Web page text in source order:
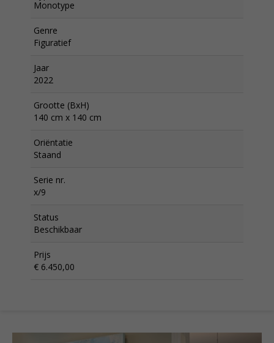
Monotype
Genre
Figuratief
Jaar
2022
Grootte (BxH)
140 cm x 140 cm
Oriëntatie
Staand
Serie nr.
x/9
Status
Beschikbaar
Prijs
€ 6.450,00